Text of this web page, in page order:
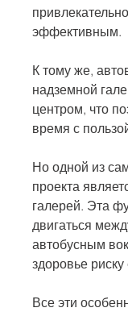
эффективным.
К тому же,
надземной
центром, что
время с
Но одной из
проекта
галерей. Эта
двигаться
автобусным
здоровье
Все эти